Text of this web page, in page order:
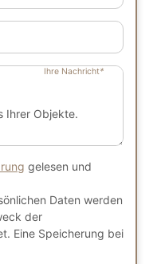
Ihre Nachricht*
gelesen und
Daten werden
der
Eine Speicherung bei